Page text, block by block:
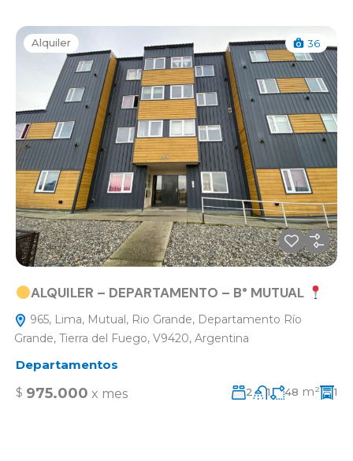
Alquiler 36
ALQUILER – DEPARTAMENTO – B° MUTUAL
965, Lima, Mutual, Rio Grande, Departamento Río
Grande, Tierra del Fuego, V9420, Argentina
Departamentos
$ 975.000 x mes 2 1 48 m² 1